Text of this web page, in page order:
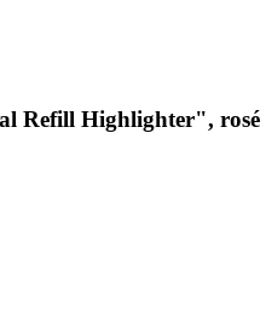
Refill Highlighter",